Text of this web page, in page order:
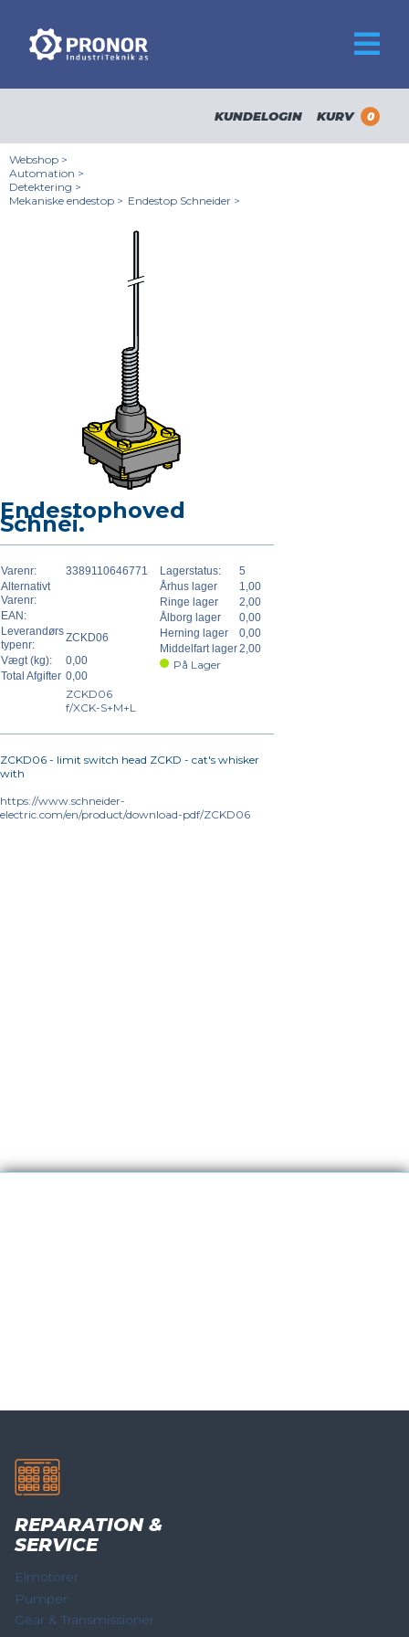
KUNDELOGIN KURV 0
Webshop >
Automation >
Detektering >
Mekaniske endestop > Endestop Schneider >
Endestophoved
Schnei.
Varenr:
3389110646771
Alternativt
Varenr:
EAN:
Leverandørs
typenr:
ZCKD06
Vægt (kg):
0,00
Total Afgifter 0,00
ZCKD06
f/XCK-S+M+L
Lagerstatus:
5
Århus lager
1,00
Ringe lager
2,00
Ålborg lager
0,00
Herning lager
0,00
Middelfart lager2,00
På Lager
ZCKD06 - limit switch head ZCKD - cat's whisker
with
https://www.schneider-
electric.com/en/product/download-pdf/ZCKD06
REPARATION &
SERVICE
Elmotorer
Pumper
Gear & Transmissioner